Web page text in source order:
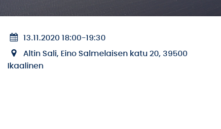
13.11.2020 18:00-19:30
Altin Sali, Eino Salmelaisen katu 20, 39500
Ikaalinen